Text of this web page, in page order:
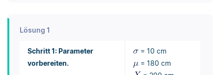
Lösung 1
Schritt 1: Parameter
vorbereiten.
= 10 cm
= 180 cm